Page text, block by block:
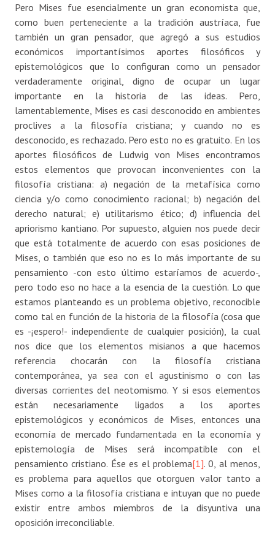
Pero Mises fue esencialmente un gran economista que,
como buen perteneciente a la tradición austríaca, fue
también un gran pensador, que agregó a sus estudios
económicos importantísimos aportes filosóficos y
epistemológicos que lo configuran como un pensador
verdaderamente original, digno de ocupar un lugar
importante en la historia de las ideas. Pero,
lamentablemente, Mises es casi desconocido en ambientes
proclives a la filosofía cristiana; y cuando no es
desconocido, es rechazado. Pero esto no es gratuito. En los
aportes filosóficos de Ludwig von Mises encontramos
estos elementos que provocan inconvenientes con la
filosofía cristiana: a) negación de la metafísica como
ciencia y/o como conocimiento racional; b) negación del
derecho natural; e) utilitarismo ético; d) influencia del
apriorismo kantiano. Por supuesto, alguien nos puede decir
que está totalmente de acuerdo con esas posiciones de
Mises, o también que eso no es lo más importante de su
pensamiento -con esto último estaríamos de acuerdo-,
pero todo eso no hace a la esencia de la cuestión. Lo que
estamos planteando es un problema objetivo, reconocible
como tal en función de la historia de la filosofía (cosa que
es -¡espero!- independiente de cualquier posición), la cual
nos dice que los elementos misianos a que hacemos
referencia chocarán con la filosofía cristiana
contemporánea, ya sea con el agustinismo o con las
diversas corrientes del neotomismo. Y si esos elementos
están necesariamente ligados a los aportes
epistemológicos y económicos de Mises, entonces una
economía de mercado fundamentada en la economía y
epistemología de Mises será incompatible con el
pensamiento cristiano. Ése es el problema[1]. 0, al menos,
es problema para aquellos que otorguen valor tanto a
Mises como a la filosofía cristiana e intuyan que no puede
existir entre ambos miembros de la disyuntiva una
oposición irreconciliable.